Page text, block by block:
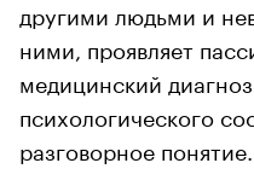
другими людьми и
ними, проявляет
медицинский
психологического
разговорное понятие.